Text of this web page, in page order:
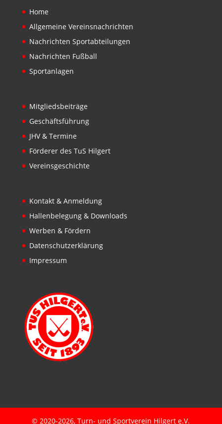
Home
Allgemeine Vereinsnachrichten
Nachrichten Sportabteilungen
Nachrichten Fußball
Sportanlagen
Mitgliedsbeiträge
Geschäftsführung
JHV & Termine
Förderer des TuS Hilgert
Vereinsgeschichte
Kontakt & Anmeldung
Hallenbelegung & Downloads
Werben & Fördern
Datenschutzerklärung
Impressum
© 2020-2026, Turn- und Sportverein Hilgert e.V.